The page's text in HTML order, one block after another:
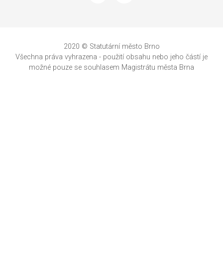
2020 © Statutární město Brno
Všechna práva vyhrazena - použití obsahu nebo jeho částí je
možné pouze se souhlasem Magistrátu města Brna